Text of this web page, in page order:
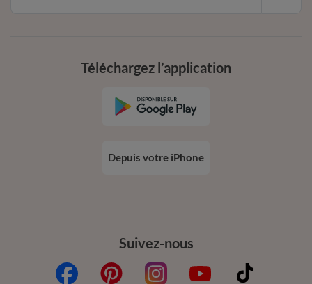
Suivez-nous
Téléchargez l’application
Depuis votre iPhone